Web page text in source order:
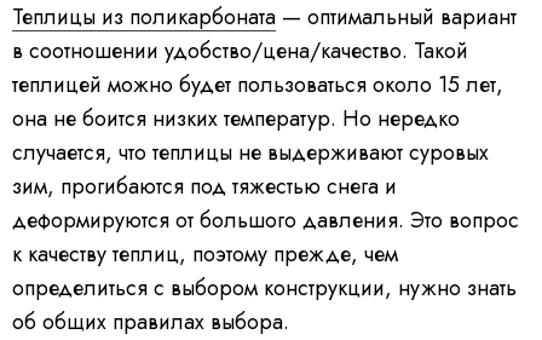
Теплицы из поликарбоната — оптимальный вариант
в соотношении удобство/цена/качество. Такой
теплицей можно будет пользоваться около 15 лет,
она не боится низких температур. Но нередко
случается, что теплицы не выдерживают суровых
зим, прогибаются под тяжестью снега и
деформируются от большого давления. Это вопрос
к качеству теплиц, поэтому прежде, чем
определиться с выбором конструкции, нужно знать
об общих правилах выбора.